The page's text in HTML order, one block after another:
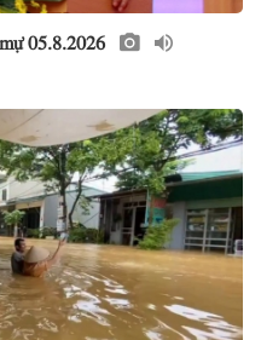
05.8.2026